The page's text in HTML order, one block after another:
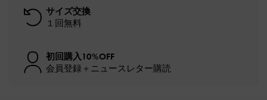
サイズ交換
１回無料
初回購入10%OFF
会員登録＋ニュースレター購読